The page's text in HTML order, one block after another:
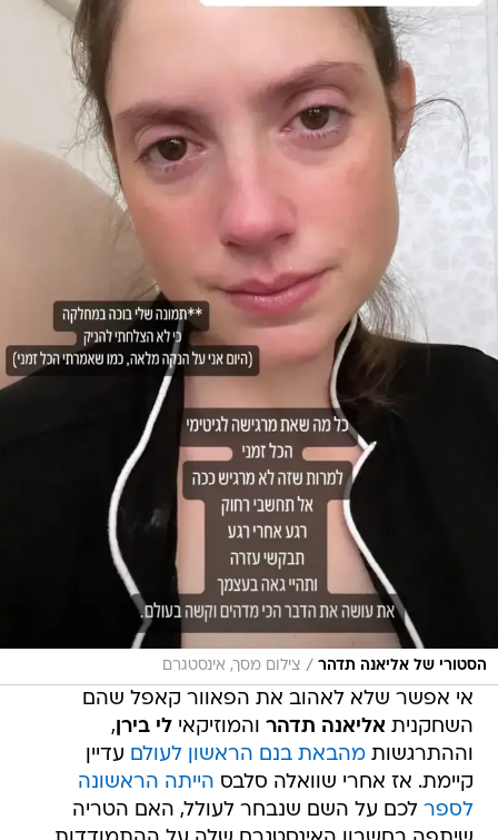
הסטורי של אליאנה תדהר / צילום מסך, אינסטגרם
אי אפשר שלא לאהוב את הפאוור קאפל שהם
השחקנית אליאנה תדהר והמוזיקאילי בירן,
וההתרגשותמהבאת בנם הראשון לעולם עדיין
קיימת. אז אחרי שוואלה סלבס הייתה הראשונה
לספר לכם על השם שנבחר לעולל, האם הטריה